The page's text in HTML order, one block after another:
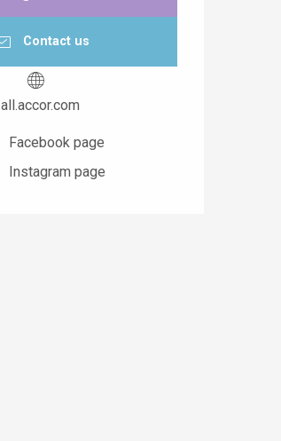
Contact us
all.accor.com
Facebook page
Instagram page